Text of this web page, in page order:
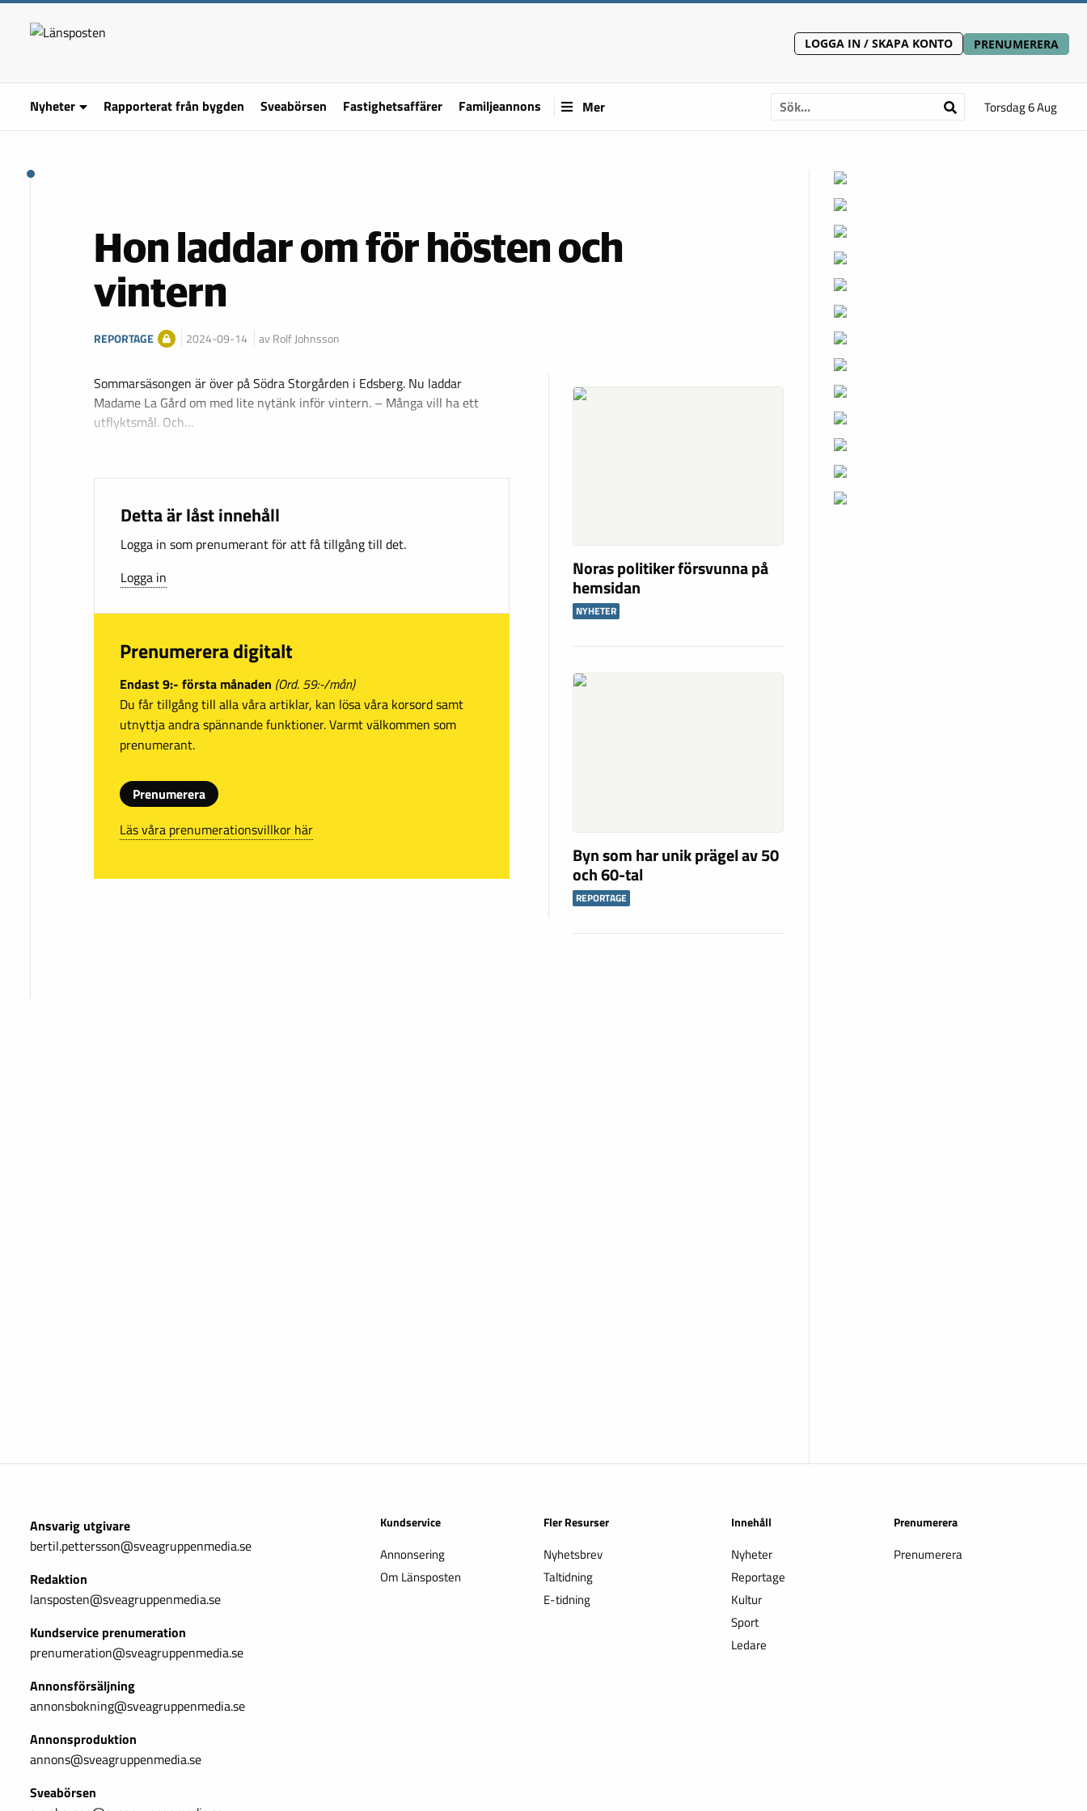
LOGGA IN / SKAPA KONTO PRENUMERERA
Nyheter Rapporterat från bygden Sveabörsen Fastighetsaffärer Familjeannons Mer Torsdag 6 Aug
Hon laddar om för hösten och
vintern
REPORTAGE 2024-09-14 av Rolf Johnsson
Sommarsäsongen är över på Södra Storgården i Edsberg. Nu laddar
Madame La Gård om med lite nytänk inför vintern. – Många vill ha ett
utflyktsmål. Och…
Detta är låst innehåll
Logga in som prenumerant för att få tillgång till det.
Logga in
Prenumerera digitalt
Endast 9:- första månaden (Ord. 59:-/mån)
Du får tillgång till alla våra artiklar, kan lösa våra korsord samt
utnyttja andra spännande funktioner. Varmt välkommen som
prenumerant.
Prenumerera
Läs våra prenumerationsvillkor här
Noras politiker försvunna på
hemsidan
NYHETER
Byn som har unik prägel av 50
och 60-tal
REPORTAGE
Ansvarig utgivare
bertil.pettersson@sveagruppenmedia.se
Redaktion
lansposten@sveagruppenmedia.se
Kundservice prenumeration
prenumeration@sveagruppenmedia.se
Annonsförsäljning
annonsbokning@sveagruppenmedia.se
Annonsproduktion
annons@sveagruppenmedia.se
Sveabörsen
Kundservice
Annonsering
Om Länsposten
Fler Resurser
Nyhetsbrev
Taltidning
E-tidning
Innehåll
Nyheter
Reportage
Kultur
Sport
Ledare
Prenumerera
Prenumerera